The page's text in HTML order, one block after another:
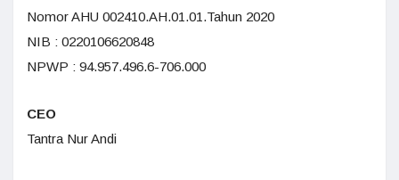
Nomor AHU 002410.AH.01.01.Tahun 2020
NIB : 0220106620848
NPWP : 94.957.496.6-706.000
CEO
Tantra Nur Andi